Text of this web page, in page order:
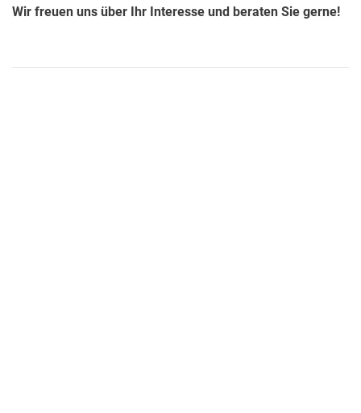
Wir freuen uns über Ihr Interesse und beraten Sie gerne!